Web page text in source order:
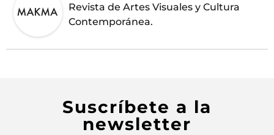
Revista de Artes Visuales y Cultura
Contemporánea.
Suscríbete a la
newsletter